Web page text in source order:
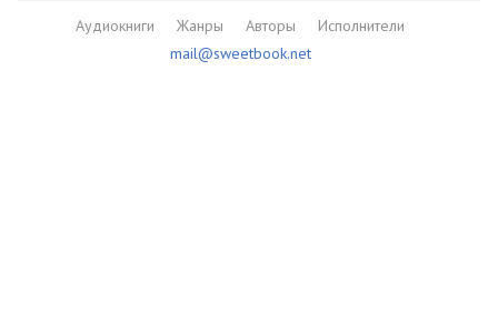
Аудиокниги Жанры Авторы
Исполнители
mail@sweetbook.net